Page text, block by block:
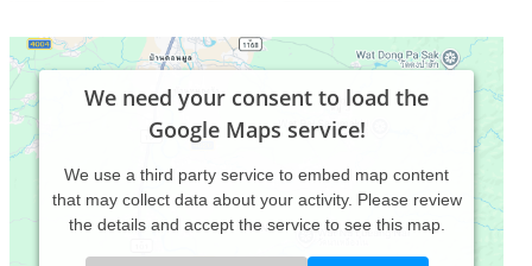
We need your consent to load the
Google Maps service!
We use a third party service to embed map content
that may collect data about your activity. Please review
the details and accept the service to see this map.